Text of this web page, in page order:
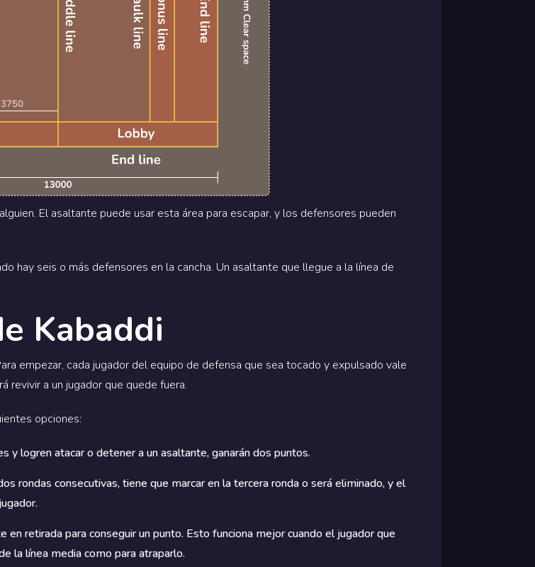
El asaltante puede usar esta área para escapar, y los defensores pueden
hay seis o más defensores en la cancha. Un asaltante que llegue a la línea de
Kabaddi
empezar, cada jugador del equipo de defensa que sea tocado y expulsado vale
revivir a un jugador que quede fuera.
opciones:
y logren atacar o detener a un asaltante, ganarán dos puntos.
rondas consecutivas, tiene que marcar en la tercera ronda o será eliminado, y el
en retirada para conseguir un punto. Esto funciona mejor cuando el jugador que
la línea media como para atraparlo.